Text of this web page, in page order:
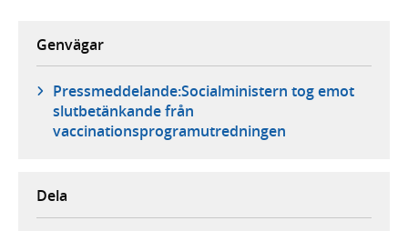
Genvägar
Pressmeddelande:Socialministern tog emot
slutbetänkande från
vaccinationsprogramutredningen
Dela